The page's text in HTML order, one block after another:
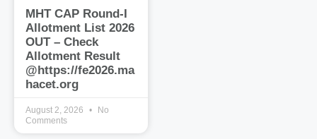
MHT CAP Round-I
Allotment List 2026
OUT – Check
Allotment Result
@https://fe2026.ma
hacet.org
August 2, 2026
No
Comments